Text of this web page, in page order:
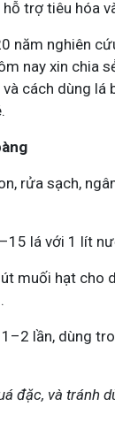
trợ tiêu hóa
năm nghiên
nay xin chia
cách dùng lá
rửa sạch,
lá với 1 lít
muối hạt cho
1–2 lần, dùng
đặc, và tránh